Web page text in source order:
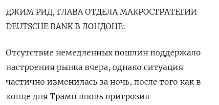
ДЖИМ РИД, ГЛАВА ОТДЕЛА МАКРОСТРАТЕГИИ
DEUTSCHE BANK В ЛОНДОНЕ:
Отсутствие немедленных пошлин поддержало
настроения рынка вчера, однако ситуация
частично изменилась за ночь, после того как в
конце дня Трамп вновь пригрозил